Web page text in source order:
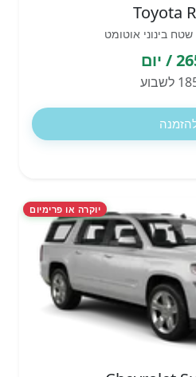
Toyota
יום
יוקרה או פרימיום